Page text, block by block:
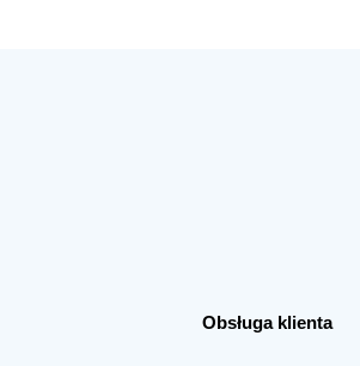
Obsługa klienta